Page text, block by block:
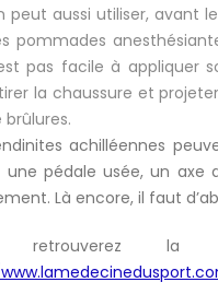
peut aussi utiliser, avant
pommades
pas facile à appliquer
la chaussure et
brûlures.
achilléennes
une pédale usée, un
Là encore, il faut